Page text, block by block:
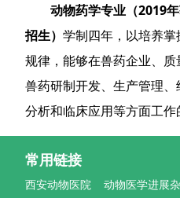
动物药学专业（2019
招生） 学制四年，以培养
规律，能够在兽药企业、
兽药研制开发、生产管理
分析和临床应用等方面工作
常用链接
西安动物医院 动物医学进展